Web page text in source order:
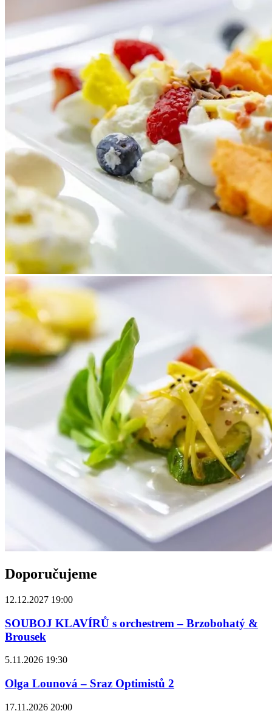
Doporučujeme
12.12.2027 19:00
SOUBOJ KLAVÍRŮ s orchestrem – Brzobohatý &
Brousek
5.11.2026 19:30
Olga Lounová – Sraz Optimistů 2
17.11.2026 20:00